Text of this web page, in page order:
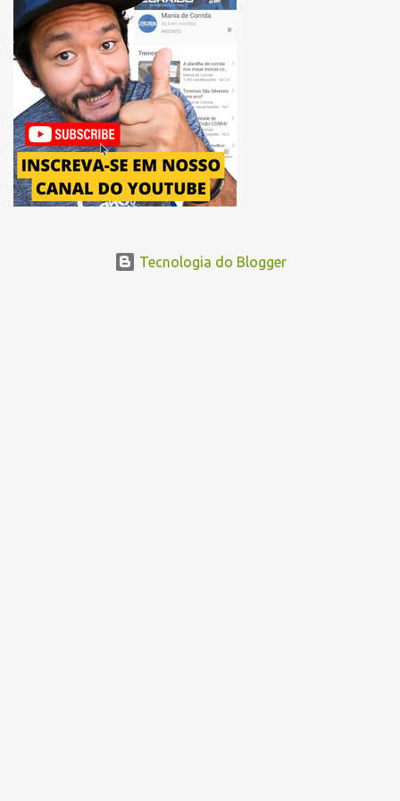
mudança substitui o trecho do Elevado Presidente João Goulart por
um novo trajeto na região do Pacaembu e Barra Funda. Após a
Avenida Pacaembu, os corredores seguirão pela Avenida Doutor
Abraão Ribeiro, passando ao lado do Memorial da América Latina,
acessando a Avenida Norma Pieruccini Giannotti, a Avenida Rudge e
...
Tecnologia do Blogger